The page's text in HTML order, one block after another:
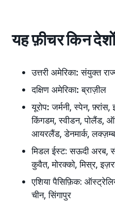
यह फ़ीचर किन
उत्तरी अमेरिका: संयुक्त
दक्षिण अमेरिका:ब्राज़ील
यूरोप: जर्मनी, स्पेन,
किंगडम, स्वीडन, पोलैंड,
आयरलैंड, डेनमार्क,
मिडल ईस्ट: सऊदी अरब,
कुवैत, मोरक्को, मिस्र,
एशिया पैसिफ़िक:
चीन, सिंगापुर